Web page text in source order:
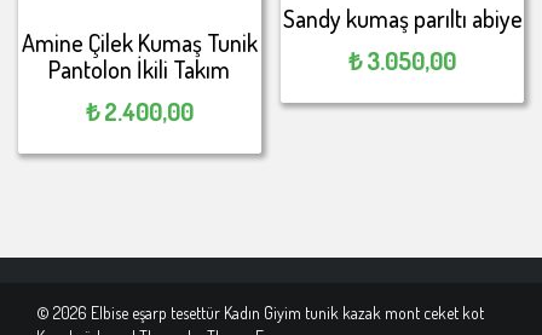
Amine Çilek Kumaş Tunik
Pantolon İkili Takım
₺2.400,00
Sandy kumaş parıltı abiye
₺3.050,00
© 2026 Elbise eşarp tesettür Kadın Giyim tunik kazak mont ceket kot